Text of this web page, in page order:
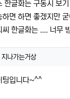
한글화는 구동시 보
하면 하면 좋겠지만
씨 한글화는 .... 너무
가는거상
지나가는거상
팅입니다~^^